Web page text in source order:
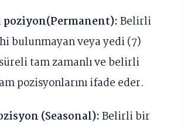
Belirli
bulunmayan veya yedi (7)
tam zamanlı ve belirli
pozisyonlarını ifade eder.
(Seasonal):Belirli bir